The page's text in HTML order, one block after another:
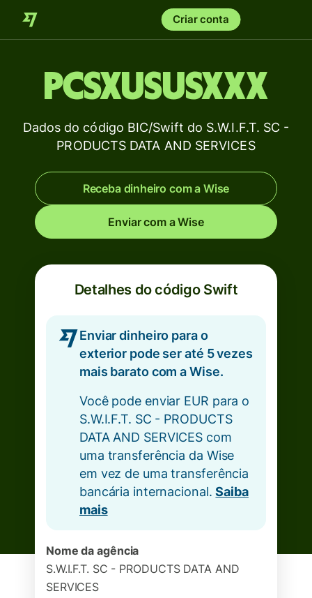
Criar conta
PCSXUSUSXXX
Dados do código BIC/Swift do S.W.I.F.T. SC -
PRODUCTS DATA AND SERVICES
Receba dinheiro com a Wise
Enviar com a Wise
Detalhes do código Swift
Enviar dinheiro para o
exterior pode ser até 5 vezes
mais barato com a Wise.
Você pode enviar EUR para o
S.W.I.F.T. SC - PRODUCTS
DATA AND SERVICES com
uma transferência da Wise
em vez de uma transferência
bancária internacional.Saiba
mais
Nome da agência
S.W.I.F.T. SC - PRODUCTS DATA AND
SERVICES